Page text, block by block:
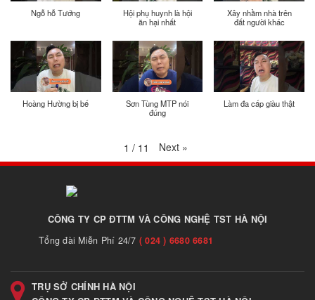
Ngỗ hỗ Tướng
Hội phụ huynh là hội
ăn hại nhất
Xây nhầm nhà trên
đất người khác
Hoàng Hường bị bế
Sơn Tùng MTP nói
đúng
Làm đa cấp giàu thật
1 / 11 Next »
CÔNG TY CP ĐTTM VÀ CÔNG NGHỆ TST HÀ NỘI
Tổng đài Miễn Phí 24/7 ( 024 ) 6680 6681
TRỤ SỞ CHÍNH HÀ NỘI